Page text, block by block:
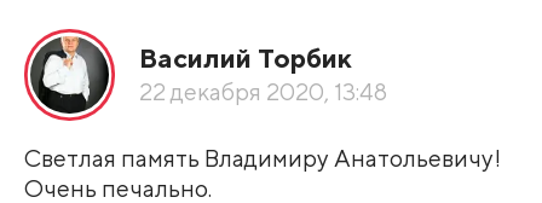
Василий Торбик
22 декабря 2020, 13:48
Светлая память Владимиру Анатольевичу!
Очень печально.